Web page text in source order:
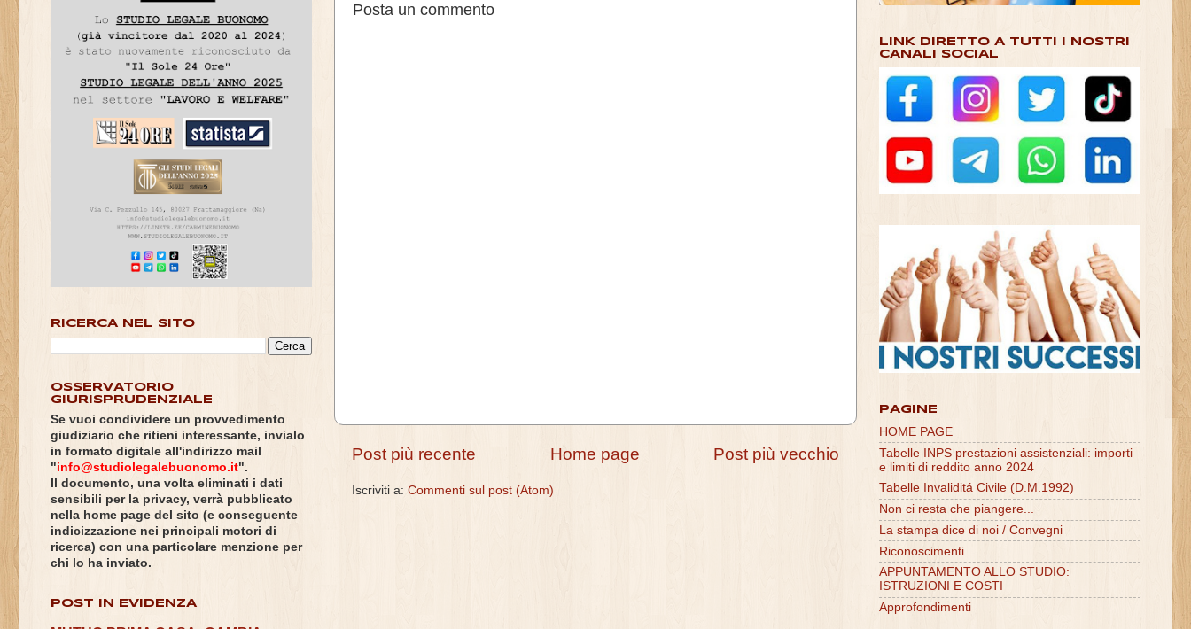
Posta un commento
Post più recente Post più vecchio
Home page
Iscriviti a: Commenti sul post (Atom)
RICERCA NEL SITO
OSSERVATORIO
GIURISPRUDENZIALE
Se vuoi condividere un provvedimento
giudiziario che ritieni interessante, invialo
in formato digitale all'indirizzo mail
"info@studiolegalebuonomo.it".
Il documento, una volta eliminati i dati
sensibili per la privacy, verrà pubblicato
nella home page del sito (e conseguente
indicizzazione nei principali motori di
ricerca) con una particolare menzione per
chi lo ha inviato.
POST IN EVIDENZA
LINK DIRETTO A TUTTI I NOSTRI
CANALI SOCIAL
PAGINE
HOME PAGE
Tabelle INPS prestazioni assistenziali: importi
e limiti di reddito anno 2024
Tabelle Invaliditá Civile (D.M.1992)
Non ci resta che piangere...
La stampa dice di noi / Convegni
Riconoscimenti
APPUNTAMENTO ALLO STUDIO:
ISTRUZIONI E COSTI
Approfondimenti